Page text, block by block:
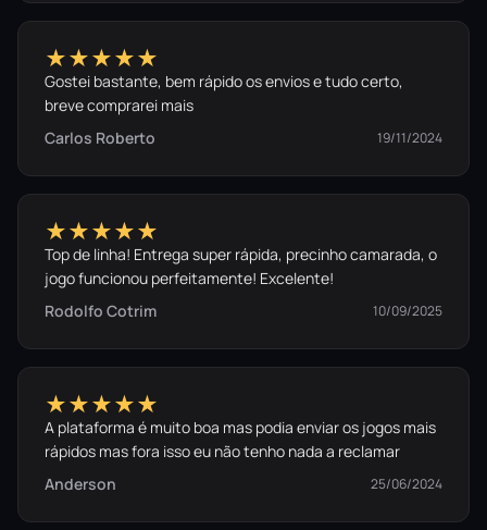
★★★★★
Gostei bastante, bem rápido os envios e tudo certo,
breve comprarei mais
Carlos Roberto
19/11/2024
★★★★★
Top de linha! Entrega super rápida, precinho camarada, o
jogo funcionou perfeitamente! Excelente!
Rodolfo Cotrim
10/09/2025
★★★★★
A plataforma é muito boa mas podia enviar os jogos mais
rápidos mas fora isso eu não tenho nada a reclamar
Anderson
25/06/2024